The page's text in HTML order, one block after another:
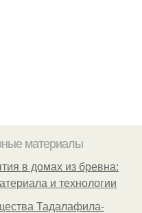
материалы
в домах из бревна:
и технологии
Тадалафила-